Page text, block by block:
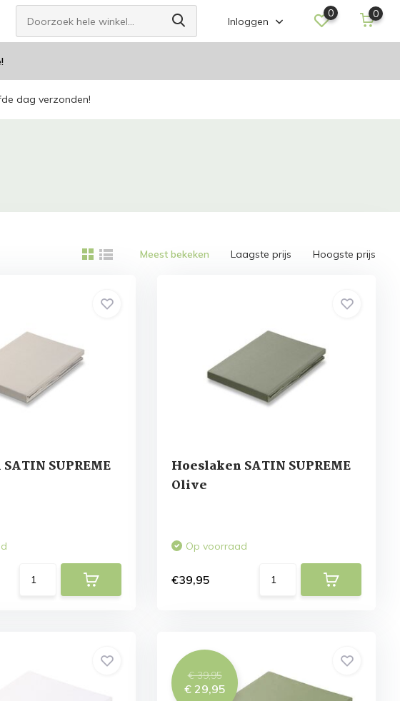
Inloggen
0 0
dag verzonden!
Meest bekeken Laagste prijs Hoogste prijs
SUPREME
Hoeslaken SATIN SUPREME
Olive
Op voorraad
€39,95
€ 39,95
€ 29,95